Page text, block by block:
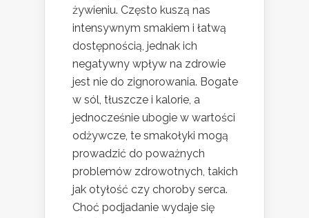
żywieniu. Często kuszą nas
intensywnym smakiem i łatwą
dostępnością, jednak ich
negatywny wpływ na zdrowie
jest nie do zignorowania. Bogate
w sól, tłuszcze i kalorie, a
jednocześnie ubogie w wartości
odżywcze, te smakołyki mogą
prowadzić do poważnych
problemów zdrowotnych, takich
jak otyłość czy choroby serca.
Choć podjadanie wydaje się